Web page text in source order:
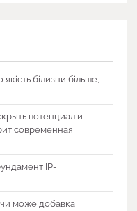
білизни більше,
потенциал и
современная
IP-
чи може добавка